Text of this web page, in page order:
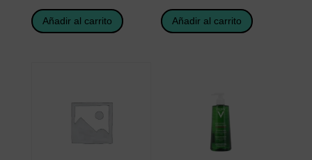
Añadir al carrito Añadir al carrito